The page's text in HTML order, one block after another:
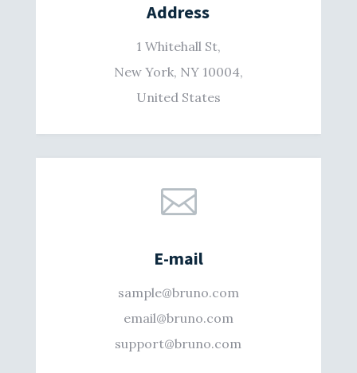
Address
1 Whitehall St,
New York, NY 10004,
United States

E-mail
sample@bruno.com
email@bruno.com
support@bruno.com